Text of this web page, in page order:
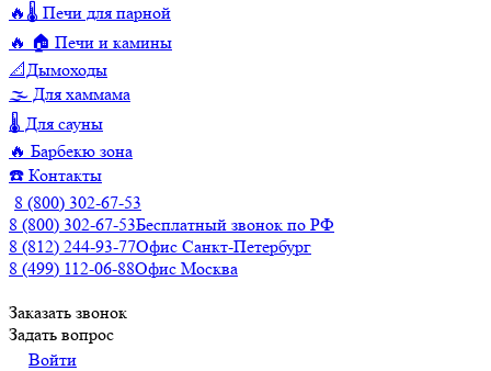
🔥🌡️ Печи для парной
🔥 🏠 Печи и камины
📐Дымоходы
🌫️ Для хаммама
🌡️ Для сауны
🔥 Барбекю зона
☎️ Контакты
8 (800) 302-67-53
8 (800) 302-67-53Бесплатный звонок по РФ
8 (812) 244-93-77Офис Санкт-Петербург
8 (499) 112-06-88Офис Москва
Заказать звонок
Задать вопрос
Войти